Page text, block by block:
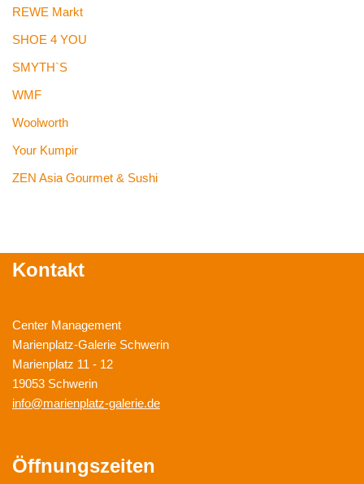
REWE Markt
SHOE 4 YOU
SMYTH`S
WMF
Woolworth
Your Kumpir
ZEN Asia Gourmet & Sushi
Kontakt
Center Management
Marienplatz-Galerie Schwerin
Marienplatz 11 - 12
19053 Schwerin
info@marienplatz-galerie.de
Öffnungszeiten